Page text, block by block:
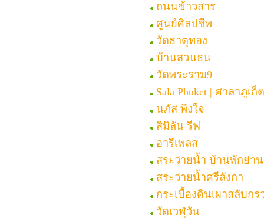
ถนนข้าวสาร
ศูนย์ศิลปชีพ
วัดธาตุทอง
บ้านสวนธน
วัดพระราม9
Sala Phuket | ศาลาภูเก็ต
นภัส พึงใจ
สิมิลัน รีฟ
อารีเพลส
สระว่ายน้ำ บ้านพักย่า
สระว่ายน้ำศรีลังกา
กระเบื้องดินเผาสลับกร
วัดเวฬุวัน